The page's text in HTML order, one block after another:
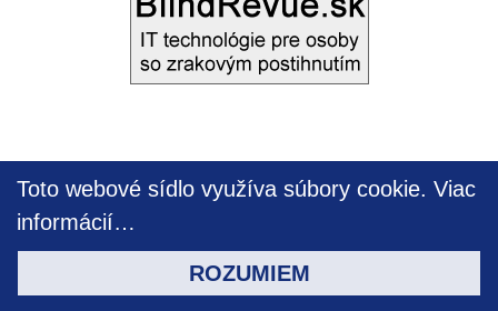
Toto webové sídlo využíva súbory cookie. Viac
informácií…
ROZUMIEM